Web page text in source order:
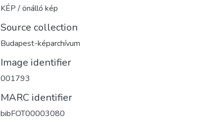
KÉP / önálló kép
Source collection
Budapest-képarchívum
Image identifier
001793
MARC identifier
bibFOT00003080